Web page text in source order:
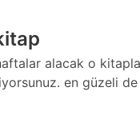
alacak o
en güzeli